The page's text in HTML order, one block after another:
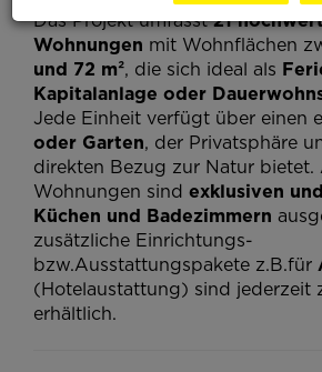
Das Projekt umfasst21
Wohnungen mit Wohnflächen
und 72 m², die sich ideal als
Kapitalanlage oder
Jede Einheit verfügt über einen
oder Garten, der Privatsphäre
direkten Bezug zur Natur bietet.
Wohnungen sind exklusiven
Küchen und Badezimmern
zusätzliche Einrichtungs-
bzw.Ausstattungspakete z.B.für
(Hotelaustattung) sind jederzeit
erhältlich.